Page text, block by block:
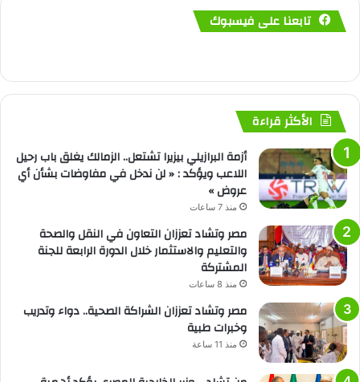
تابعنا على فيسبوك
الأكثر قراءة
أزمة البرازيلي بيزيرا تشتعل.. الزمالك يغلق باب رحيل
اللاعب ويؤكد : « لن ندخل في مفاوضات بشأن أي
عروض »
منذ 7 ساعات
مصر وتشاد تعززان التعاون في النقل والصحة
والتعليم والاستثمار خلال الدورة الرابعة للجنة
المشتركة
منذ 8 ساعات
مصر وتشاد تعززان الشراكة الصحية.. دواء وتدريب
وخبرات طبية
منذ 11 ساعة